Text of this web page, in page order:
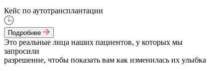
Кейс по аутотрансплантации
Подробнее
Это реальные лица наших пациентов, у которых мы
запросили
разрешение, чтобы показать вам как изменилась их улыбка